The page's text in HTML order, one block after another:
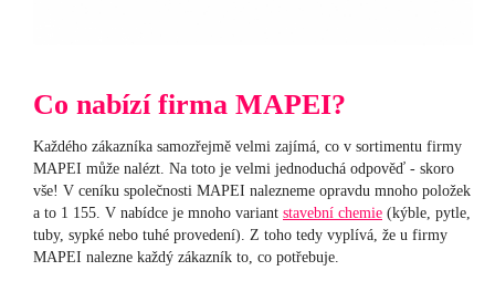
Co nabízí firma MAPEI?
Každého zákazníka samozřejmě velmi zajímá, co v sortimentu firmy
MAPEI může nalézt. Na toto je velmi jednoduchá odpověď - skoro
vše! V ceníku společnosti MAPEI nalezneme opravdu mnoho položek
a to 1 155. V nabídce je mnoho variant stavební chemie (kýble, pytle,
tuby, sypké nebo tuhé provedení). Z toho tedy vyplívá, že u firmy
MAPEI nalezne každý zákazník to, co potřebuje.